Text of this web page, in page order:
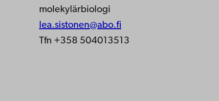
molekylärbiologi
lea.sistonen@abo.fi
Tfn +358 504013513